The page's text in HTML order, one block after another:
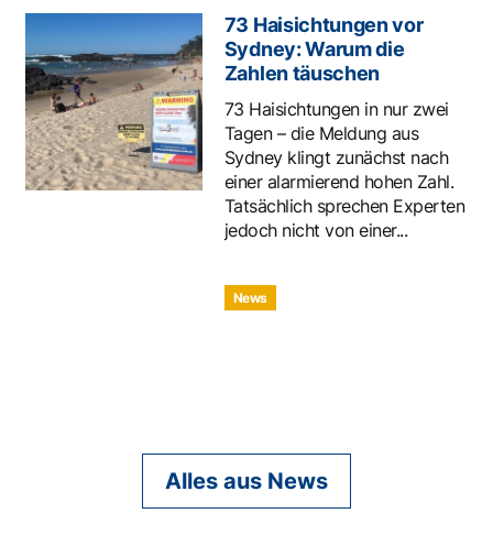
73 Haisichtungen vor
Sydney: Warum die
Zahlen täuschen
73 Haisichtungen in nur zwei
Tagen – die Meldung aus
Sydney klingt zunächst nach
einer alarmierend hohen Zahl.
Tatsächlich sprechen Experten
jedoch nicht von einer...
News
Alles aus News